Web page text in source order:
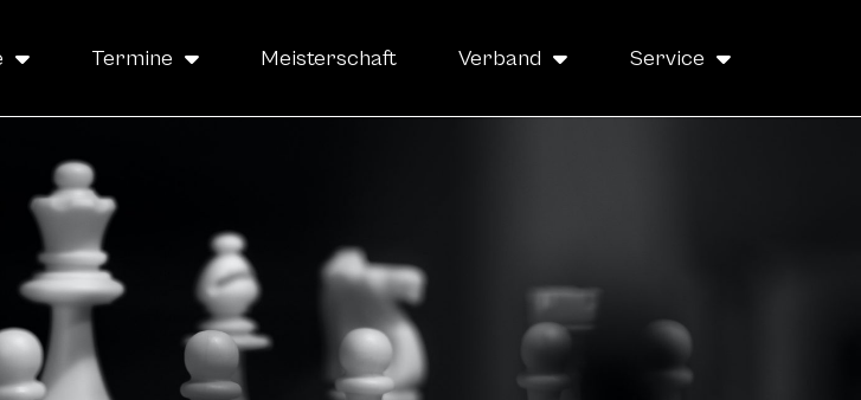
Termine Meisterschaft Verband Service